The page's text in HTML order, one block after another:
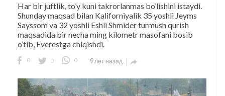
Har bir juftlik, to’y kuni takrorlanmas bo’lishini istaydi.
Shunday maqsad bilan Kaliforniyalik 35 yoshli Jeyms
Sayssom va 32 yoshli Eshli Shmider turmush qurish
maqsadida bir necha ming kilometr masofani bosib
o’tib, Everestga chiqishdi.
0 0 0 9 лет назад 